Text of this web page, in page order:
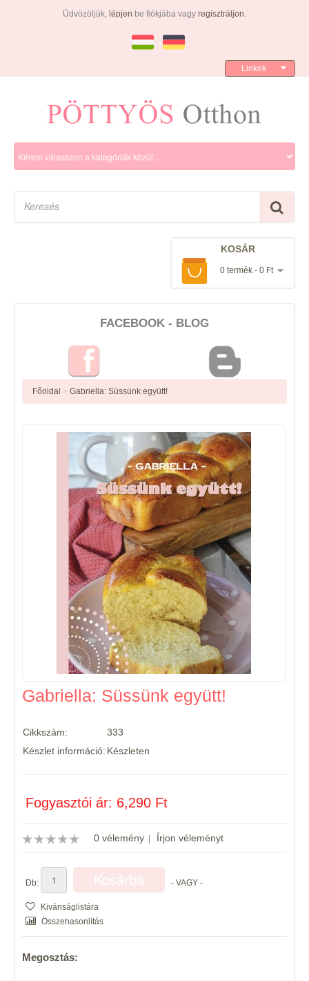
Üdvözöljük, lépjen be fiókjába vagy regisztráljon.
Linkek
KOSÁR
0 termék - 0 Ft
FACEBOOK - BLOG
Főoldal > Gabriella: Süssünk együtt!
Gabriella: Süssünk együtt!
Cikkszám:
333
Készlet információ: Készleten
Fogyasztói ár: 6,290 Ft
0 vélemény | Írjon véleményt
Db: - VAGY -
Kivánságlistára
Összehasonlítás
Megosztás: